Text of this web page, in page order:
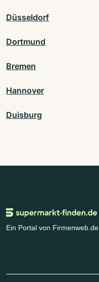
Düsseldorf
Dortmund
Bremen
Hannover
Duisburg
Ein Portal von Firmenweb.de